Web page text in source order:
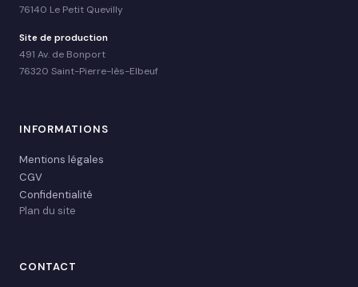
76140 Le Petit Quevilly
Site de production
491 Av. de Bonport
76320 Saint-Pierre-lès-Elbeuf
INFORMATIONS
Mentions légales
CGV
Confidentialité
Plan du site
CONTACT